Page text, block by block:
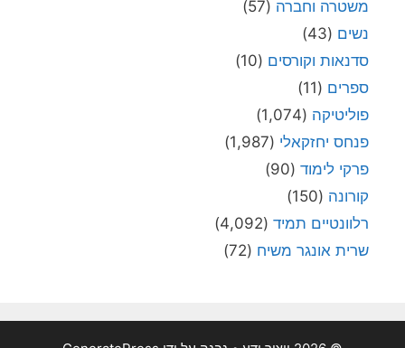
משטרה וחברה (57)
נשים (43)
סדנאות וקורסים (10)
ספרים (11)
פוליטיקה (1,074)
פנחס יחזקאלי (1,987)
פרקי לימוד (90)
קורונה (150)
רלוונטיים תמיד (4,092)
שרית אונגר משיח (72)